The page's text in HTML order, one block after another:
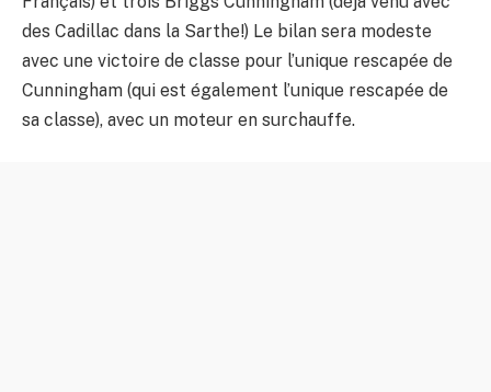
des Cadillac dans la Sarthe!) Le bilan sera modeste
avec une victoire de classe pour l’unique rescapée de
Cunningham (qui est également l’unique rescapée de
sa classe), avec un moteur en surchauffe.